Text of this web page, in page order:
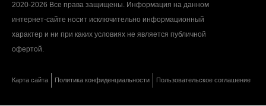
2020-2026 Все права защищены. Информация на данном
интернет-сайте носит исключительно информационный
характер и ни при каких условиях не является публичной
офертой.
Карта сайта Политика конфиденциальности Пользовательское соглашение